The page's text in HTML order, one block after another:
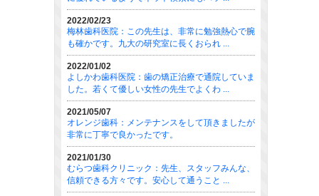
2022/02/23
梅林歯科医院：この先生は、非常に勉強熱心で腕
も確かです。九大の研究室に長くおられ ...
2022/01/02
よしかわ歯科医院：歯の矯正治療で通院していま
した。若くて優しい女性の先生でよくわ ...
2021/05/07
オレンジ歯科：メンテナンスをして頂きましたが
非常に丁寧で良かったです。
2021/01/30
むらつ歯科クリニック：先生、スタッフみんな、
信頼できる方々です。安心して通うこと ...